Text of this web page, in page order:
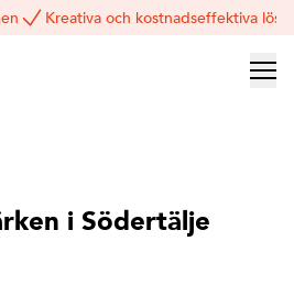
Kreativa och kostnadseffektiva
i Södertälje